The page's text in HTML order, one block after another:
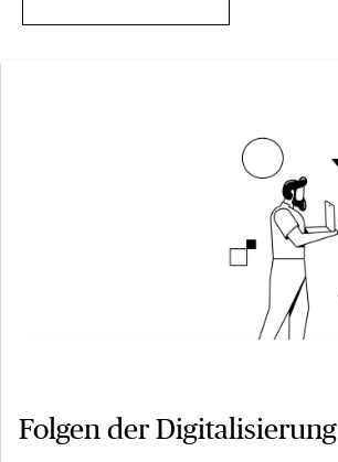
Folgen der Digitalisierung